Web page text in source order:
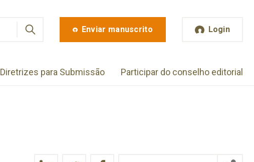
Enviar manuscrito Login
Diretrizes para Submissão Participar do conselho editorial